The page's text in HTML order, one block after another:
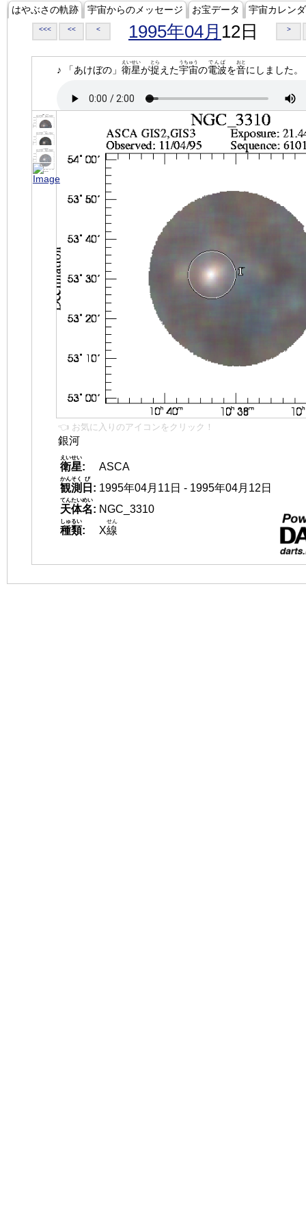
はやぶさの軌跡 宇宙からのメッセージ お宝データ 宇宙カレン
<<< << < 1995年04月 12日 >
♪ 「あけぼの」 衛星
えいせい
が捉
とら
えた宇宙
うちゅう
の電波
でんぱ
を音
おと
にしました。
👈 お気に入りのアイコンをクリック！
銀河
衛星
えいせい
:
ASCA
観測
かんそく
日
び
: 1995年04月11日 - 1995年04月12日
天体名
てんたいめい
: NGC_3310
種類
しゅるい
: X線
せん